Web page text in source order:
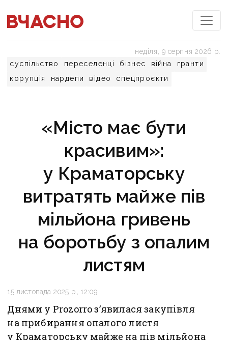
суспільство переселенці бізнес війна
гранти
корупція
нардепи відео спецпроєкти
неділя, 9 серпня 2026 р.
«Місто має бути
красивим»:
у Краматорську
витратять майже пів
мільйона гривень
на боротьбу з опалим
листям
15 листопада 2025 р., 12:09
Днями у Prozorro з’явилася закупівля
на прибирання опалого листя
у Краматорську майже на пів мільйона